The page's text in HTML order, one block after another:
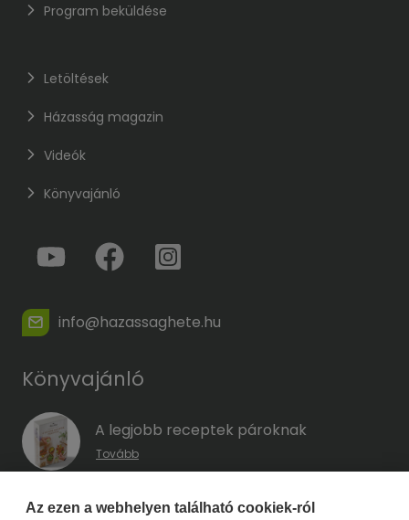
Program beküldése
Letöltések
Házasság magazin
Videók
Könyvajánló
info@hazassaghete.hu
Könyvajánló
A legjobb receptek pároknak
Tovább
A hűség kódja – Hogyan előzd meg a
Az ezen a webhelyen található cookiek-ról